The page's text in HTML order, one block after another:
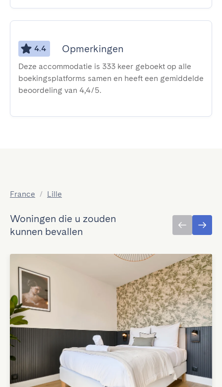
4.4 Opmerkingen
Deze accommodatie is 333 keer geboekt op alle
boekingsplatforms samen en heeft een gemiddelde
beoordeling van 4,4/5.
France / Lille
Woningen die u zouden
kunnen bevallen